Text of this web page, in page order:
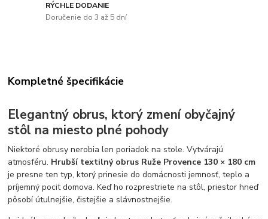
RÝCHLE DODANIE
Doručenie do 3 až 5 dní
Kompletné špecifikácie
Elegantný obrus, ktorý zmení obyčajný
stôl na miesto plné pohody
Niektoré obrusy nerobia len poriadok na stole. Vytvárajú
atmosféru. Hrubší textilný obrus Ruže Provence 130 × 180 cm
je presne ten typ, ktorý prinesie do domácnosti jemnosť, teplo a
príjemný pocit domova. Keď ho rozprestriete na stôl, priestor hneď
pôsobí útulnejšie, čistejšie a slávnostnejšie.